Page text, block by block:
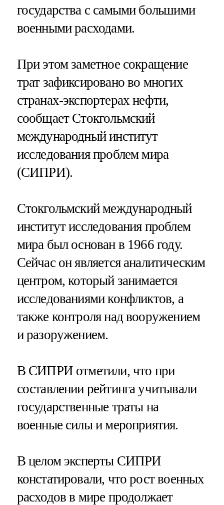
государства с самыми большими
военными расходами.
При этом заметное сокращение
трат зафиксировано во многих
странах-экспортерах нефти,
сообщает Стокгольмский
международный институт
исследования проблем мира
(СИПРИ).
Стокгольмский международный
институт исследования проблем
мира был основан в 1966 году.
Сейчас он является аналитическим
центром, который занимается
исследованиями конфликтов, а
также контроля над вооружением
и разоружением.
В СИПРИ отметили, что при
составлении рейтинга учитывали
государственные траты на
военные силы и мероприятия.
В целом эксперты СИПРИ
констатировали, что рост военных
расходов в мире продолжает